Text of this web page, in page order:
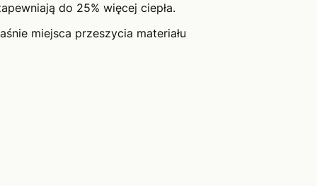
do 25% więcej ciepła.
miejsca przeszycia materiału